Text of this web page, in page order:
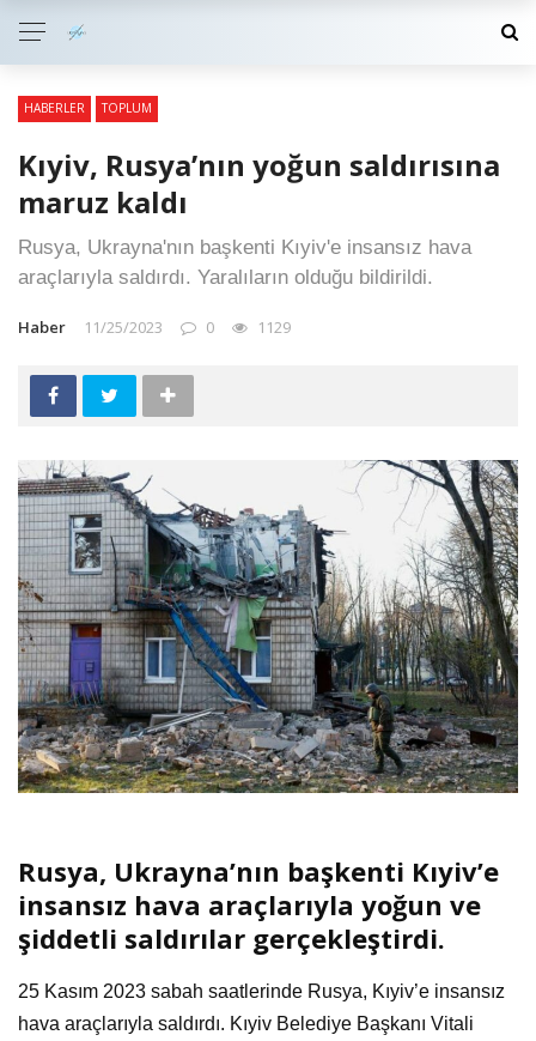
HABERLER TOPLUM
Kıyiv, Rusya’nın yoğun saldırısına
maruz kaldı
Rusya, Ukrayna'nın başkenti Kıyiv'e insansız hava
araçlarıyla saldırdı. Yaralıların olduğu bildirildi.
Haber 11/25/2023 0 1129
Rusya, Ukrayna’nın başkenti Kıyiv’e
insansız hava araçlarıyla yoğun ve
şiddetli saldırılar gerçekleştirdi.
25 Kasım 2023 sabah saatlerinde Rusya, Kıyiv’e insansız
hava araçlarıyla saldırdı. Kıyiv Belediye Başkanı Vitali